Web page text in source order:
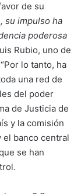
de su
su impulso ha
poderosa
Rubio, uno de
lo tanto, ha
una red de
del poder
de Justicia de
y la comisión
el banco central
se han